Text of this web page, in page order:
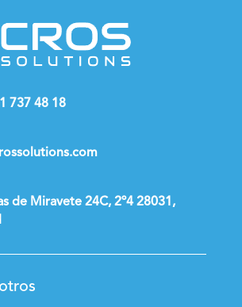
737 48 18
de Miravete 24C, 2º4 28031,